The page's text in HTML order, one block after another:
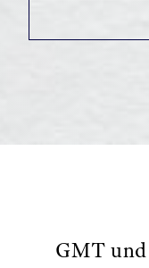
GMT